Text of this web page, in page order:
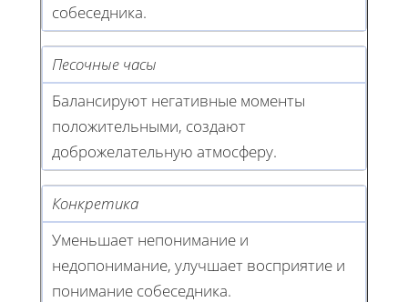
собеседника.
Песочные часы
Балансируют негативные моменты
положительными, создают
доброжелательную атмосферу.
Конкретика
Уменьшает непонимание и
недопонимание, улучшает восприятие и
понимание собеседника.